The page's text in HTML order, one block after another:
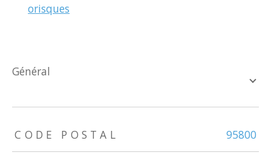
orisques
général
TRAD_ZEPHYR_Caracteristique TRAD_ZEPHYR_Valeurs
CODE POSTAL 95800